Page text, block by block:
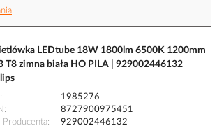
LEDtube 18W 1800lm 6500K 1200mm
T8 zimna biała HO PILA | 929002446132
1985276
8727900975451
Producenta
929002446132